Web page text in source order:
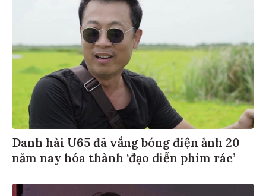
Danh hài U65 đã vắng bóng điện ảnh 20
năm nay hóa thành ‘đạo diễn phim rác’